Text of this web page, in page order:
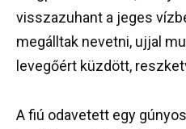
visszazuhant a jeges
megálltak nevetni, ujjal
levegőért küzdött,
A fiú odavetett egy